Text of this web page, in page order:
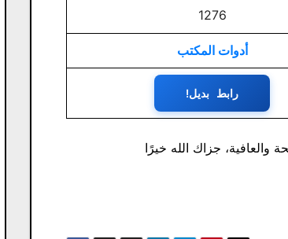
1276
أدوات المكتب
رابط بديل!
والعافية، جزاك الله خيرًا